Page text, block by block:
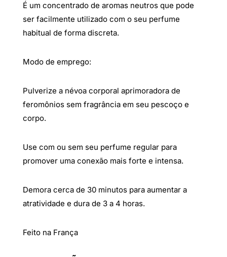
É um concentrado de aromas neutros que pode
ser facilmente utilizado com o seu perfume
habitual de forma discreta.
Modo de emprego:
Pulverize a névoa corporal aprimoradora de
feromônios sem fragrância em seu pescoço e
corpo.
Use com ou sem seu perfume regular para
promover uma conexão mais forte e intensa.
Demora cerca de 30 minutos para aumentar a
atratividade e dura de 3 a 4 horas.
Feito na França